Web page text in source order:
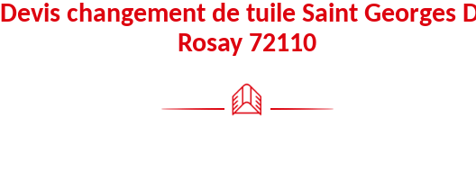
Devis changement de tuile Saint Georges
Rosay 72110